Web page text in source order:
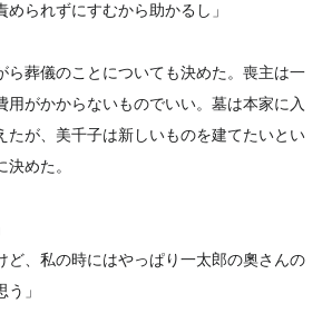
められずにすむから助かるし」
ら葬儀のことについても決めた。喪主は一
用がかからないものでいい。墓は本家に入
たが、美千子は新しいものを建てたいとい
めた。
ど、私の時にはやっぱり一太郎の奧さんの
」